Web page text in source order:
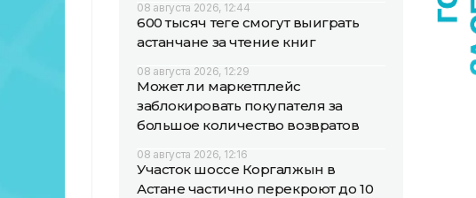
08 августа 2026, 12:44
600 тысяч теңге смогут выиграть
астанчане за чтение книг
08 августа 2026, 12:29
Может ли маркетплейс
заблокировать покупателя за
большое количество возвратов
08 августа 2026, 12:16
Участок шоссе Коргалжын в
Астане частично перекроют до 10